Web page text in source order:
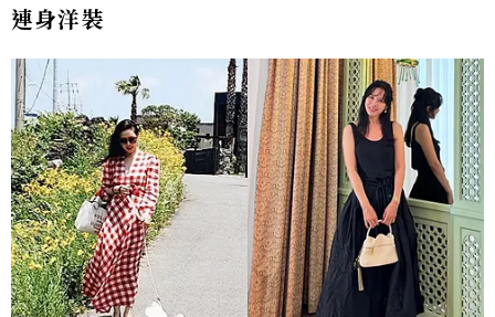
連身洋裝